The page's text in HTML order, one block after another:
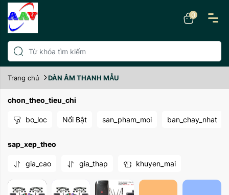
0
Trang chủ DÀN ÂM THANH MẪU
chon_theo_tieu_chi
bo_loc Nổi Bật san_pham_moi ban_chay_nhat
sap_xep_theo
gia_cao gia_thap khuyen_mai